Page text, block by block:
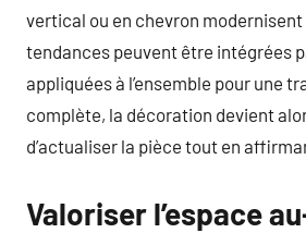
vertical ou en chevron modernisent
tendances peuvent être intégrées
appliquées à l’ensemble pour une
complète, la décoration devient
d’actualiser la pièce tout en
Valoriser l’espace